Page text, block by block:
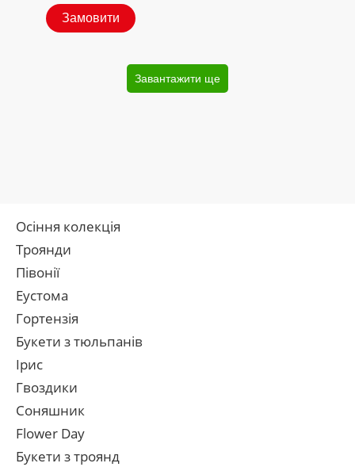
Замовити
Завантажити ще
Осіння колекція
Троянди
Півонії
Еустома
Гортензія
Букети з тюльпанів
Ірис
Гвоздики
Соняшник
Flower Day
Букети з троянд